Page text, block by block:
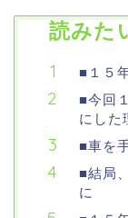
読みた
■１５
■今回
にした
■車を
■結局
に